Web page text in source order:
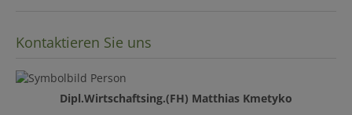
Kontaktieren Sie uns
Dipl.Wirtschaftsing.(FH) Matthias Kmetyko